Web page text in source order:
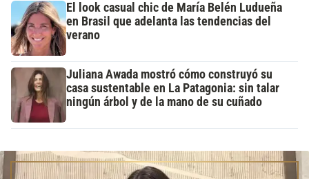
El look casual chic de María Belén Ludueña
en Brasil que adelanta las tendencias del
verano
Juliana Awada mostró cómo construyó su
casa sustentable en La Patagonia: sin talar
ningún árbol y de la mano de su cuñado